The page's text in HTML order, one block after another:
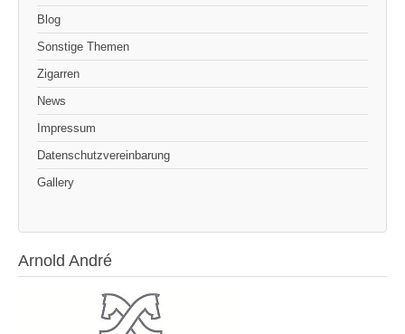
Blog
Sonstige Themen
Zigarren
News
Impressum
Datenschutzvereinbarung
Gallery
Arnold André